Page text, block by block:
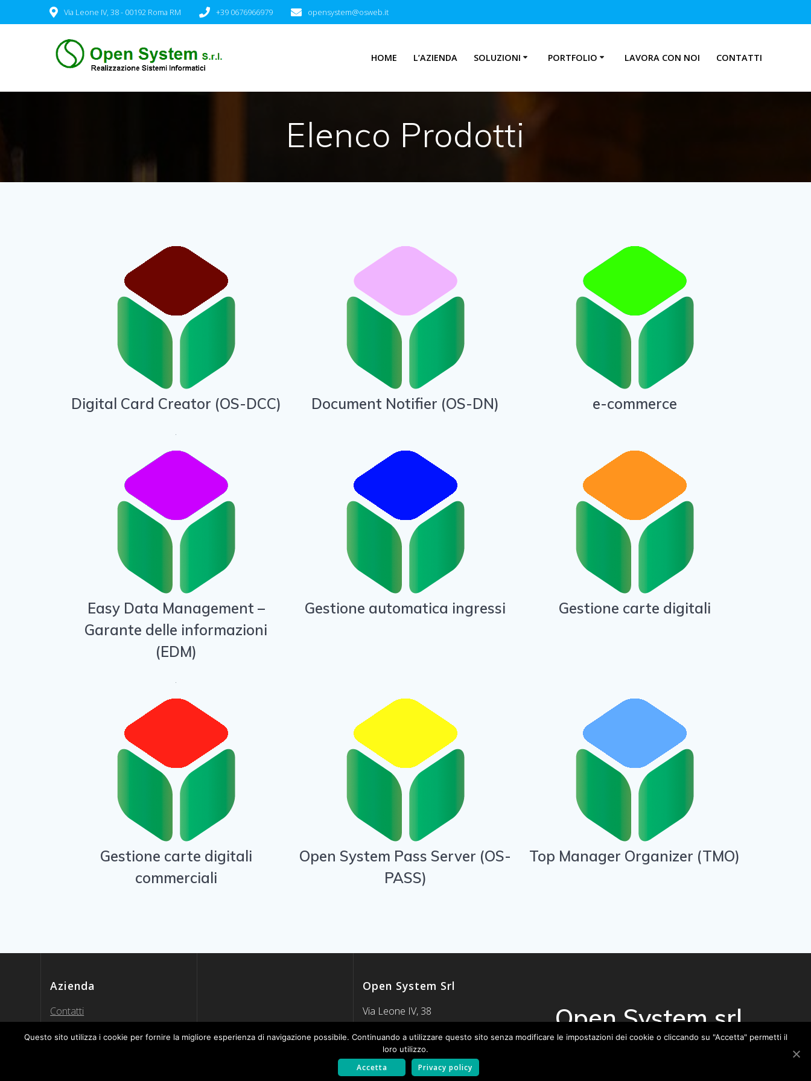
Via Leone IV, 38 - 00192 Roma RM +39 0676966979 opensystem@osweb.it
HOME L’AZIENDA SOLUZIONI PORTFOLIO LAVORA CON NOI CONTATTI
Elenco Prodotti
Digital Card Creator (OS-DCC)
.
Document Notifier (OS-DN) e-commerce
Easy Data Management –
Garante delle informazioni
(EDM)
.
Gestione automatica ingressi Gestione carte digitali
Gestione carte digitali
commerciali
Open System Pass Server (OS-
PASS)
Top Manager Organizer (TMO)
Azienda
Contatti
Informativa sulla Privacy
Open System Srl
Via Leone IV, 38
00192 Roma
P.Iva. 01683971004
C.Fisc. 07090920583
Open System srl
Questo sito utilizza i cookie per fornire la migliore esperienza di navigazione possibile. Continuando a utilizzare questo sito senza modificare le impostazioni dei cookie o cliccando su "Accetta" permetti il
loro utilizzo.
Accetta Privacy policy